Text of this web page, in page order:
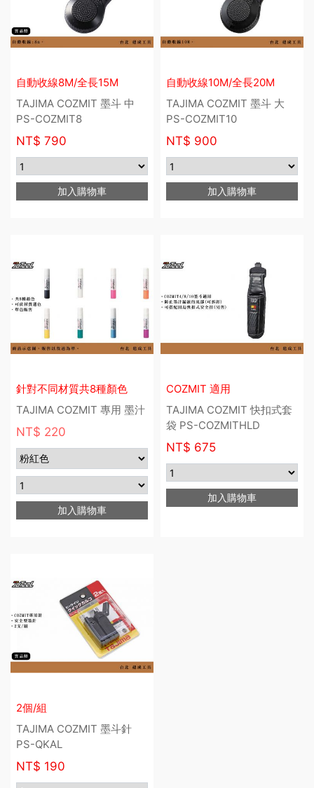
自動收線8M/全長15M
TAJIMA COZMIT 墨斗 中
PS-COZMIT8
NT$ 790
加入購物車
自動收線10M/全長20M
TAJIMA COZMIT 墨斗 大
PS-COZMIT10
NT$ 900
加入購物車
針對不同材質共8種顏色
TAJIMA COZMIT 專用 墨汁
NT$ 220
加入購物車
COZMIT 適用
TAJIMA COZMIT 快扣式套
袋 PS-COZMITHLD
NT$ 675
加入購物車
2個/組
TAJIMA COZMIT 墨斗針
PS-QKAL
NT$ 190